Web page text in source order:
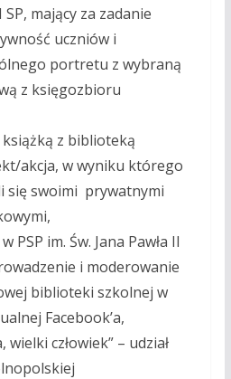
mający za zadanie
uczniów i
portretu z wybraną
z księgozbioru
książką z biblioteką
akcja, w wyniku którego
się swoimi prywatnymi
PSP im. Św. Jana Pawła II
i moderowanie
biblioteki szkolnej w
Facebook’a,
wielki człowiek” – udział